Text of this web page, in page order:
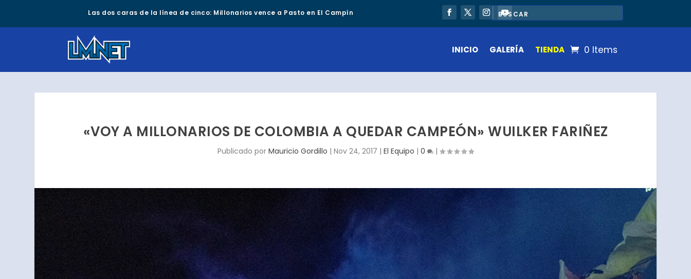
Las dos caras de la línea de cinco: Millonarios vence a Pasto en El Campín
INICIO GALERÍA TIENDA 0 Items
«VOY A MILLONARIOS DE COLOMBIA A QUEDAR CAMPEÓN» WUILKER FARIÑEZ
Publicado por Mauricio Gordillo | Nov 24, 2017 | El Equipo | 0 |